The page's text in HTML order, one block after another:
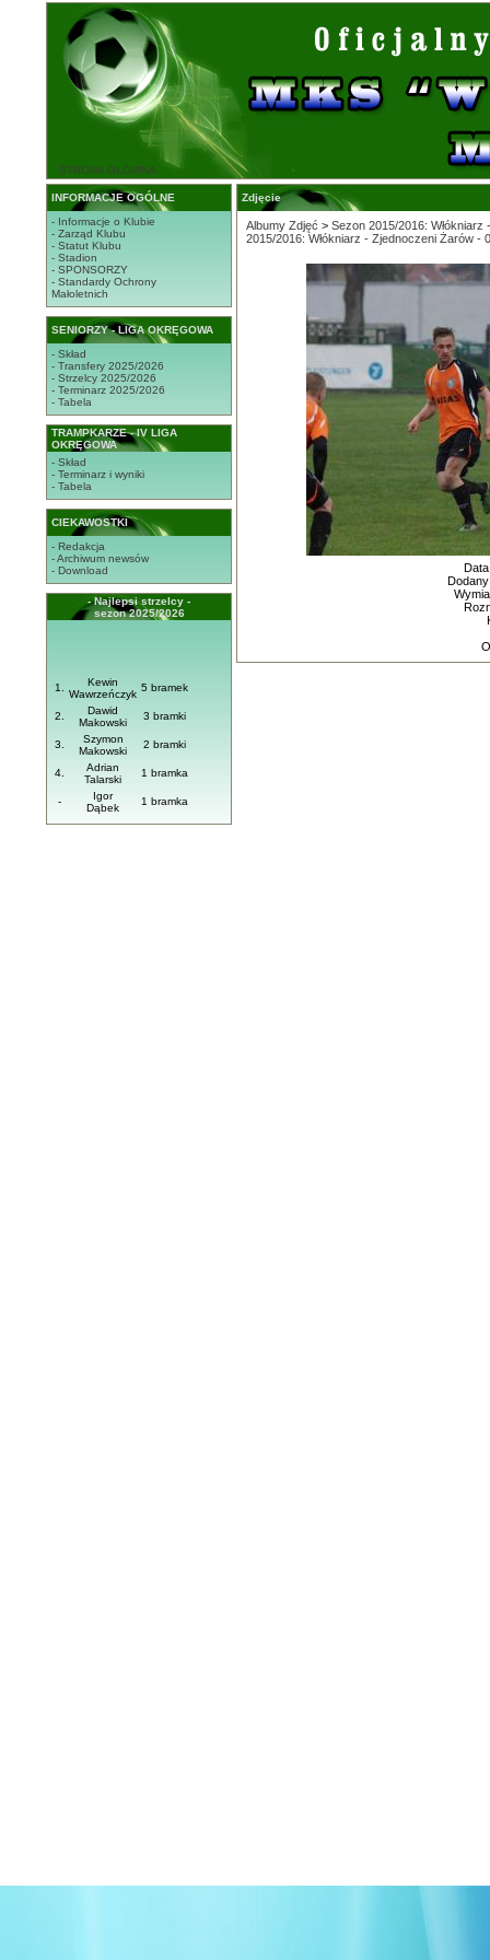
STRONA GŁÓWNA
INFORMACJE OGÓLNE
- Informacje o Klubie
- Zarząd Klubu
- Statut Klubu
- Stadion
- SPONSORZY
- Standardy Ochrony
Małoletnich
SENIORZY - LIGA OKRĘGOWA
- Skład
- Transfery 2025/2026
- Strzelcy 2025/2026
- Terminarz 2025/2026
- Tabela
TRAMPKARZE - IV LIGA
OKRĘGOWA
- Skład
- Terminarz i wyniki
- Tabela
CIEKAWOSTKI
- Redakcja
- Archiwum newsów
- Download
- Najlepsi strzelcy -
sezon 2025/2026
1.
Kewin
Wawrzeńczyk
5 bramek
2.
Dawid
Makowski
3 bramki
3.
Szymon
Makowski
2 bramki
4.
Adrian
Talarski
1 bramka
-
Igor
Dąbek
1 bramka
Zdjęcie
Albumy Zdjęć > Sezon 2015/2016:
2015/2016: Włókniarz - Zjednoczeni Żarów -